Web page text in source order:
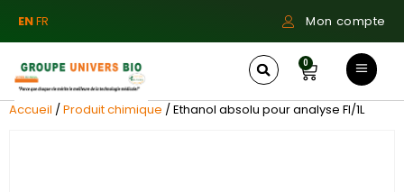
ENFR Mon compte
0
Accueil /Produit chimique / Ethanol absolu pour analyse Fl/1L